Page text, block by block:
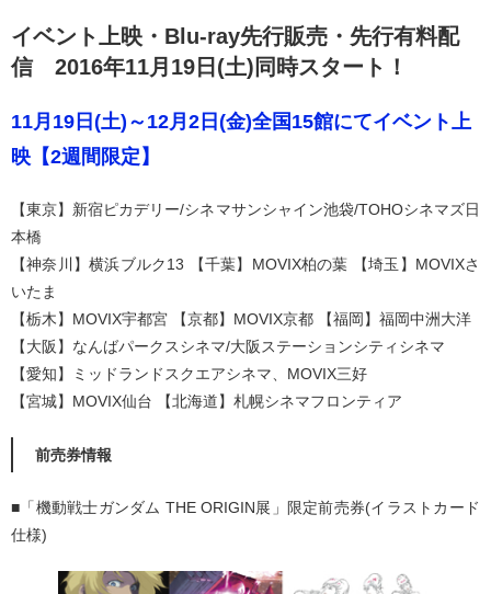
イベント上映・Blu-ray先行販売・先行有料配
信 2016年11月19日(土)同時スタート！
11月19日(土)～12月2日(金)全国15館にてイベント上
映【2週間限定】
【東京】新宿ピカデリー/シネマサンシャイン池袋/TOHOシネマズ日
本橋
【神奈川】横浜ブルク13 【千葉】MOVIX柏の葉 【埼玉】MOVIXさ
いたま
【栃木】MOVIX宇都宮 【京都】MOVIX京都 【福岡】福岡中洲大洋
【大阪】なんばパークスシネマ/大阪ステーションシティシネマ
【愛知】ミッドランドスクエアシネマ、MOVIX三好
【宮城】MOVIX仙台 【北海道】札幌シネマフロンティア
前売券情報
■「機動戦士ガンダム THE ORIGIN展」限定前売券(イラストカード
仕様)